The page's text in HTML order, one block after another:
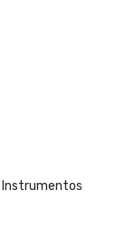
Instrumentos